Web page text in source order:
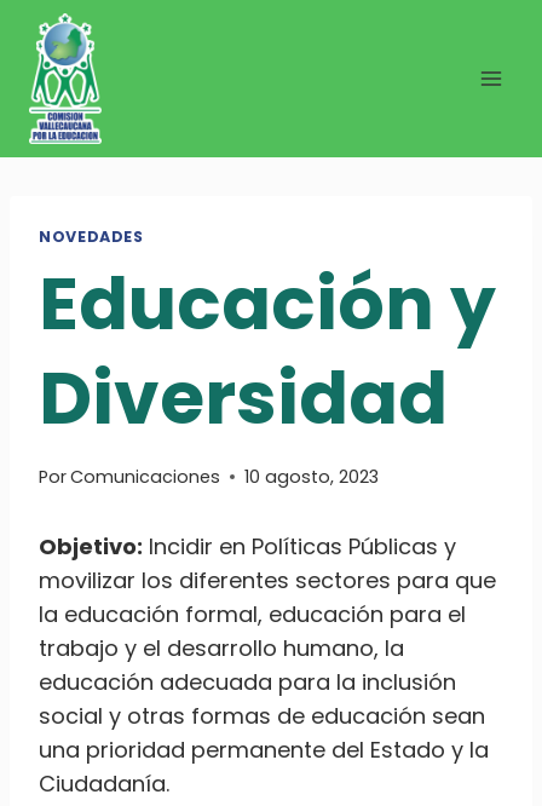
Saltar
contenido
NOVEDADES
Educación y
Diversidad
PorComunicaciones 10 agosto, 2023
Objetivo: Incidir en Políticas Públicas y
movilizar los diferentes sectores para que
la educación formal, educación para el
trabajo y el desarrollo humano, la
educación adecuada para la inclusión
social y otras formas de educación sean
una prioridad permanente del Estado y la
Ciudadanía.